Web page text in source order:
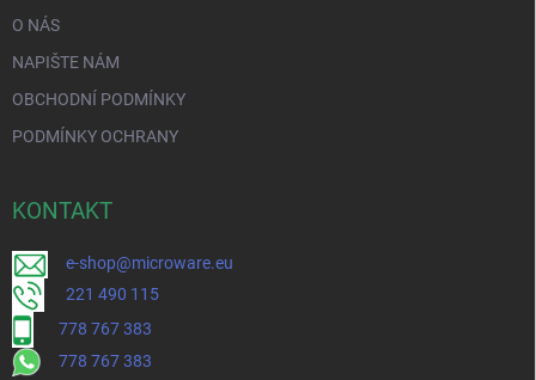
O NÁS
NAPIŠTE NÁM
OBCHODNÍ PODMÍNKY
PODMÍNKY OCHRANY
KONTAKT
e-shop@microware.eu
221 490 115
778 767 383
778 767 383